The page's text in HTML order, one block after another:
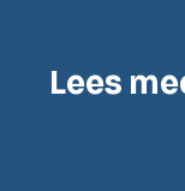
Lees